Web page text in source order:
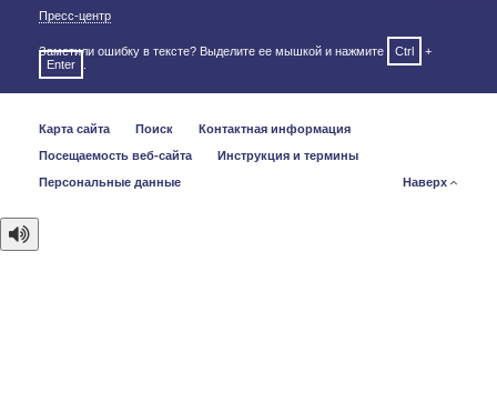
Пресс-центр
Заметили ошибку в тексте? Выделите ее мышкой и нажмите Ctrl
+
Enter
Карта сайта Поиск
Контактная информация
Посещаемость веб-сайта
Инструкция и термины
Персональные данные
Наверх